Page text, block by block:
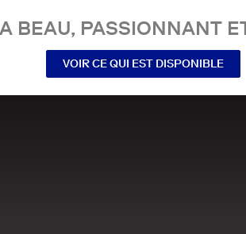
BEAU, PASSIONNANT
VOIR CE QUI EST DISPONIBLE